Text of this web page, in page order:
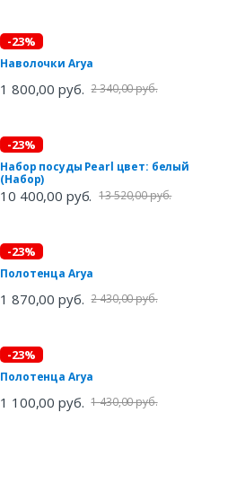
-23%
Наволочки Arya
1 800,00 руб. 2 340,00 руб.
-23%
Набор посуды Pearl цвет: белый
(Набор)
10 400,00 руб. 13 520,00 руб.
-23%
Полотенца Arya
1 870,00 руб. 2 430,00 руб.
-23%
Полотенца Arya
1 100,00 руб. 1 430,00 руб.